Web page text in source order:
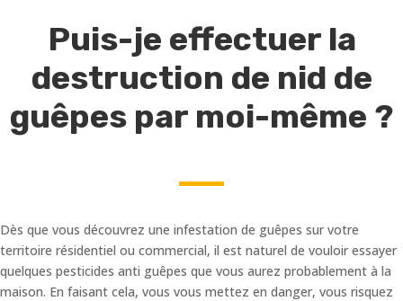
Puis-je effectuer la
destruction de nid de
guêpes par moi-même ?
Dès que vous découvrez une infestation de guêpes sur votre
territoire résidentiel ou commercial, il est naturel de vouloir essayer
quelques pesticides anti guêpes que vous aurez probablement à la
maison. En faisant cela, vous vous mettez en danger, vous risquez